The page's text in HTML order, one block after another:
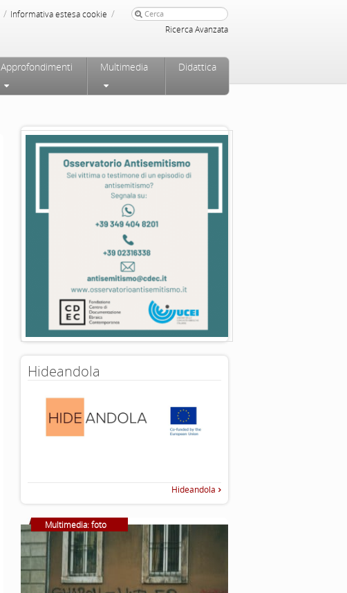
/ Informativa estesa cookie /
Ricerca Avanzata
Approfondimenti Multimedia Didattica
Hideandola
Hideandola
Multimedia: foto